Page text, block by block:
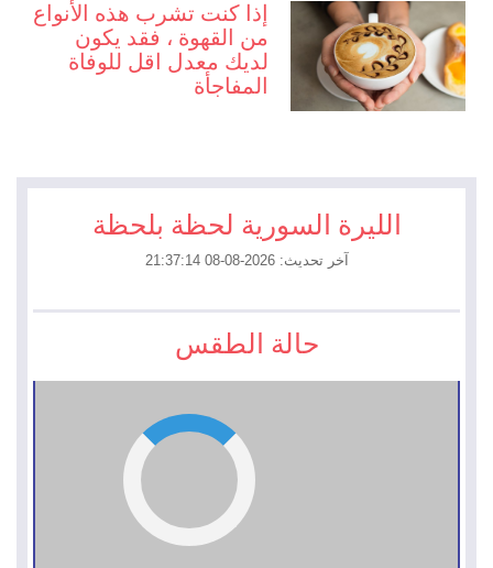
إذا كنت تشرب هذه الأنواع
من القهوة ، فقد يكون
لديك معدل اقل للوفاة
المفاجأة
الليرة السورية لحظة بلحظة
آخر تحديث: 2026-08-08 21:37:14
حالة الطقس